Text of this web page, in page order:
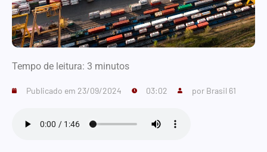
Tempo de leitura: 3 minutos
Publicado em 23/09/2024 03:02 por Brasil 61